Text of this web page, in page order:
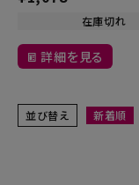
在庫切れ
詳細を見る
並び替え 新着順